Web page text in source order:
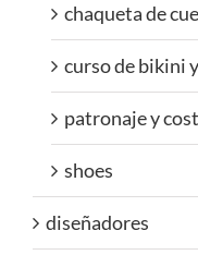
chaqueta de
curso de bikini
patronaje y
shoes
diseñadores